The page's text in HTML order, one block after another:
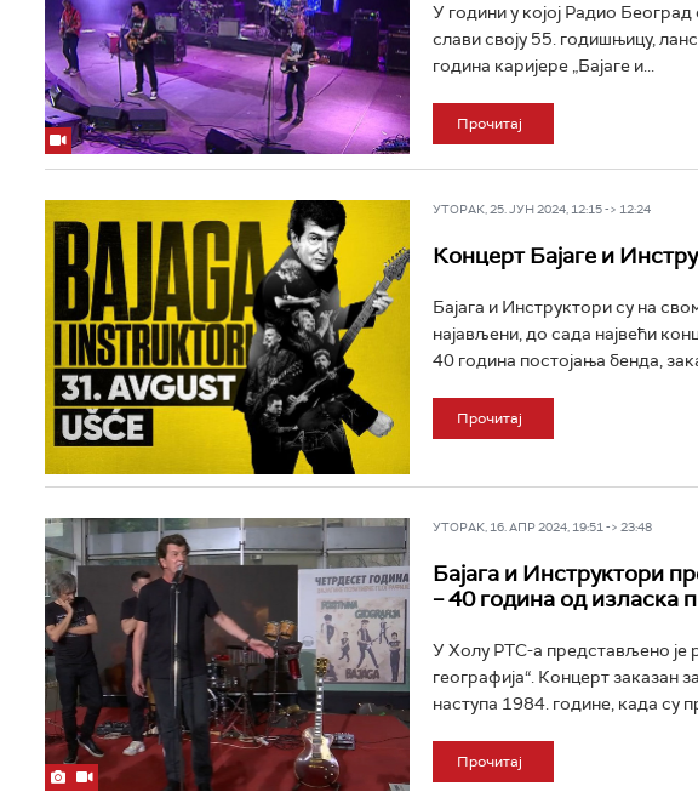
У години у којој Радио
слави своју 55. годишњицу,
година каријере „Бајаге и...
Прочитај
УТОРАК, 25. ЈУН 2024, 12:15 -> 12:24
Концерт Бајаге и
Бајага и Инструктори су на
најављени, до сада највећи
40 година постојања бенда,
Прочитај
УТОРАК, 16. АПР 2024, 19:51 -> 23:48
Бајага и Инструктори
– 40 година од изласка
У Холу РТС-а представљено је
географија“. Концерт
наступа 1984. године, када су
Прочитај